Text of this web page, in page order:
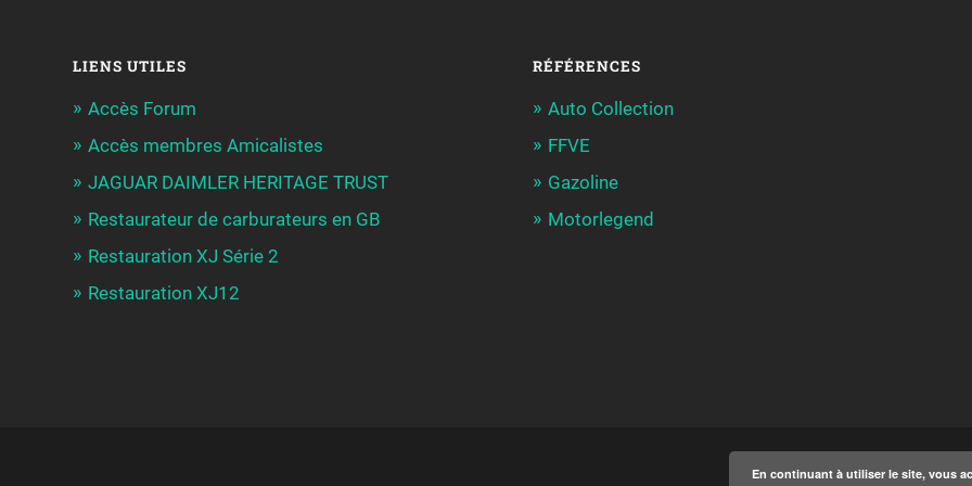
LIENS UTILES
Accès Forum
Accès membres Amicalistes
JAGUAR DAIMLER HERITAGE TRUST
Restaurateur de carburateurs en GB
Restauration XJ Série 2
Restauration XJ12
RÉFÉRENCES
Auto Collection
FFVE
Gazoline
Motorlegend
En continuant à utiliser le site, vous